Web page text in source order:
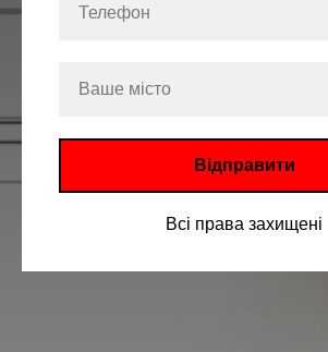
Відправити
Всі права захищені